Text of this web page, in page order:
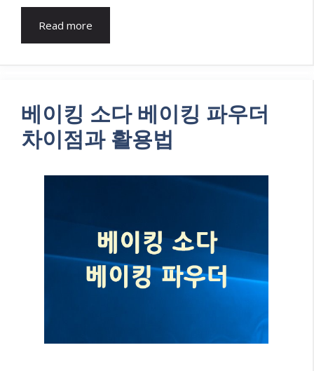
Read more
베이킹 소다 베이킹 파우더
차이점과 활용법